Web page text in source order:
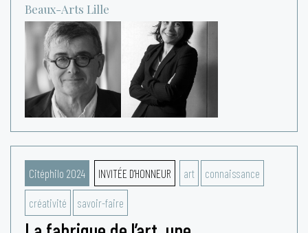
Beaux-Arts Lille
Citéphilo 2024 INVITÉE D'HONNEUR art connaissance
créativité savoir-faire